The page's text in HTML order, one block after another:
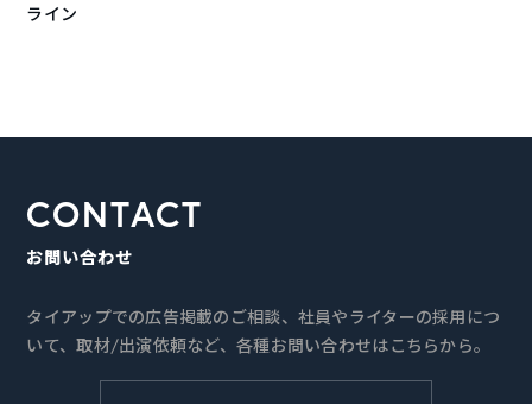
ライン
CONTACT
お問い合わせ
タイアップでの広告掲載のご相談、社員やライターの採用につ
いて、取材/出演依頼など、各種お問い合わせはこちらから。